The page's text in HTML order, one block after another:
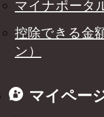
マイナポータ
控除できる金
ン）
マイペー